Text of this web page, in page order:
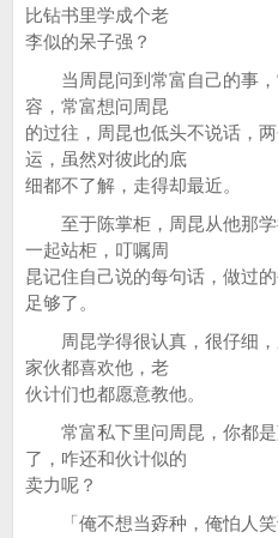
比钻书里学成个老
李似的呆子强？
当周昆问到常富自己的事，
容，常富想问周昆
的过往，周昆也低头不说话，
运，虽然对彼此的底
细都不了解，走得却最近。
至于陈掌柜，周昆从他那学
一起站柜，叮嘱周
昆记住自己说的每句话，做过
足够了。
周昆学得很认真，很仔细，
家伙都喜欢他，老
伙计们也都愿意教他。
常富私下里问周昆，你都是
了，咋还和伙计似的
卖力呢？
「俺不想当孬种，俺怕人笑